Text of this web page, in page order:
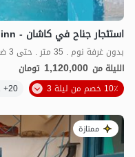
استئجار جناح في كاشان - Little Finn
بدون غرفة نوم . 35 متر . حتى 3 ضيف
الليلة من 1,120,000 تومان
10٪ خصم من ليلة 3
20+ حجز ناجح
ممتازة